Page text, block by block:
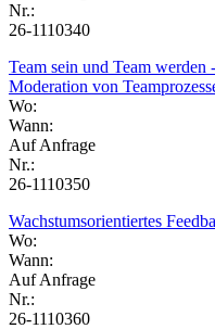
Nr.:
26-1110340
Team sein und Team werden
Moderation von
Wo:
Wann:
Auf Anfrage
Nr.:
26-1110350
Wachstumsorientiertes
Wo:
Wann:
Auf Anfrage
Nr.:
26-1110360